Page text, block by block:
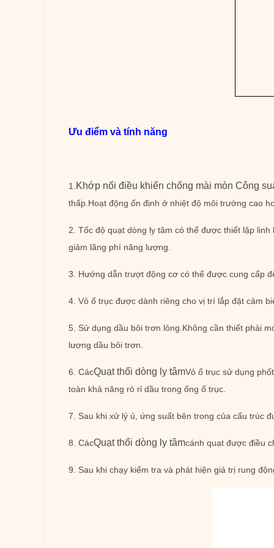
Ưu điểm và tính năng
1. Khớp nối điều khiển chống mài mòn Công
thấp.Hoạt động ổn định ở nhiệt độ môi trường cao
2. Tốc độ quạt dòng ly tâm có thể được thiết lập
giảm lãng phí năng lượng.
3. Hướng dẫn trượt động cơ có thể được cung cấp
4. Vỏ ổ trục được dành riêng cho vị trí lắp đặt cảm
5. Sử dụng dầu bôi trơn lỏng.Không cần thiết phải
lượng dầu bôi trơn.
6. CácQuạt thổi dòng ly tâmVỏ ổ trục sử dụng
toàn khả năng rò rỉ dầu trong ống ổ trục.
7. Sau khi xử lý ủ, ứng suất bên trong của cấu trúc
8. CácQuạt thổi dòng ly tâmcánh quạt được điều
9. Sau khi chạy kiểm tra và phát hiện giá trị rung